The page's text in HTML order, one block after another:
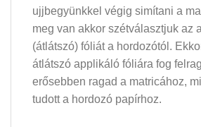
ujjbegyünkkel végig simítani a
meg van akkor szétválasztjuk az
(átlátszó) fóliát a hordozótól.
átlátszó applikáló fóliára fog
erősebben ragad a matricához,
tudott a hordozó papírhoz.